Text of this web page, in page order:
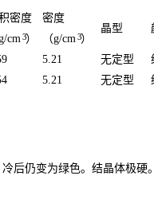
密度
cm3）
密度
（g/cm3）
晶型
5.21 无定型
5.21 无定型
后仍变为绿色。结晶体极